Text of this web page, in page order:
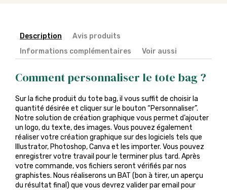
Description
Avis produits
Informations complémentaires
Voir aussi
Comment personnaliser le tote bag ?
Sur la fiche produit du tote bag, il vous suffit de choisir la
quantité désirée et cliquer sur le bouton “Personnaliser”.
Notre solution de création graphique vous permet d’ajouter
un logo, du texte, des images. Vous pouvez également
réaliser votre création graphique sur des logiciels tels que
Illustrator, Photoshop, Canva et les importer. Vous pouvez
enregistrer votre travail pour le terminer plus tard. Après
votre commande, vos fichiers seront vérifiés par nos
graphistes. Nous réaliserons un BAT (bon à tirer, un aperçu
du résultat final) que vous devrez valider par email pour